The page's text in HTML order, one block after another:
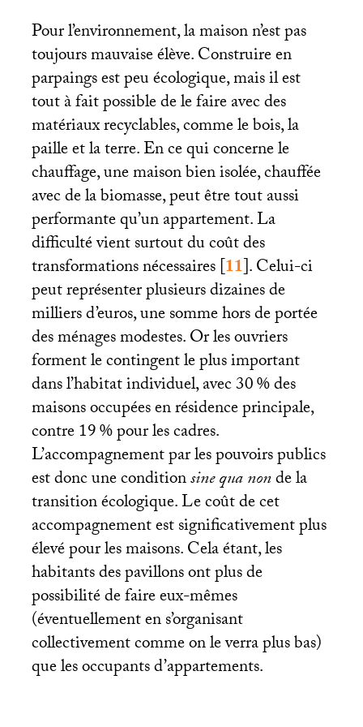
Pour l’environnement, la maison n’est pas
toujours mauvaise élève. Construire en
parpaings est peu écologique, mais il est
tout à fait possible de le faire avec des
matériaux recyclables, comme le bois, la
paille et la terre. En ce qui concerne le
chauffage, une maison bien isolée, chauffée
avec de la biomasse, peut être tout aussi
performante qu’un appartement. La
difficulté vient surtout du coût des
transformations nécessaires[11]. Celui-ci
peut représenter plusieurs dizaines de
milliers d’euros, une somme hors de portée
des ménages modestes. Or les ouvriers
forment le contingent le plus important
dans l’habitat individuel, avec 30% des
maisons occupées en résidence principale,
contre 19% pour les cadres.
L’accompagnement par les pouvoirs publics
est donc une conditionsine qua nonde la
transition écologique. Le coût de cet
accompagnement est significativement plus
élevé pour les maisons. Cela étant, les
habitants des pavillons ont plus de
possibilité de faire eux-mêmes
(éventuellement en s’organisant
collectivement comme on le verra plus bas)
que les occupants d’appartements.